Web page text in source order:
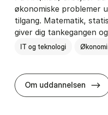
økonomiske problemer
tilgang. Matematik,
giver dig tankegangen
IT og teknologi
Om uddannelsen